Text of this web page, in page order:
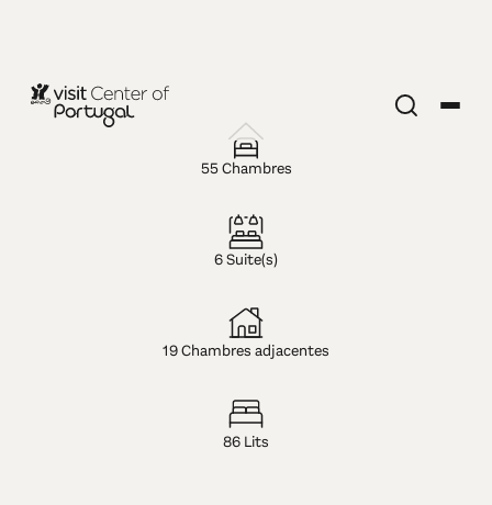
HÔTEL — 5 ÉTOILES
Hotel Quinta
das Lágrimas
55 Chambres
6 Suite(s)
19 Chambres adjacentes
86 Lits